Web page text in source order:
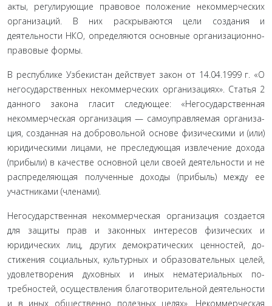
акты, регулирующие правовое положение неком­мерческих
организаций. В них раскрываются цели создания и
деятельности НКО, определяются основные организацион­но-
правовые формы.
В республике Узбекистан действует закон от 14.04.1999 г. «О
негосударственных некоммерческих организациях». Ста­тья 2
данного закона гласит следующее: «Негосударственная
некоммерческая организация — самоуправляемая организа­
ция, созданная на добровольной основе физическими и (или)
юридическими лицами, не преследующая извлечение дохо­да
(прибыли) в качестве основной цели своей деятельности и не
распределяющая полученные доходы (прибыль) между ее
участниками (членами).
Негосударственная некоммерческая организация созда­ется
для защиты прав и законных интересов физических и
юридических лиц, других демократических ценностей, до­
стижения социальных, культурных и образовательных це­лей,
удовлетворения духовных и иных нематериальных по­
требностей, осуществления благотворительной деятельности
и в иных общественно полезных целях». Некоммерческая